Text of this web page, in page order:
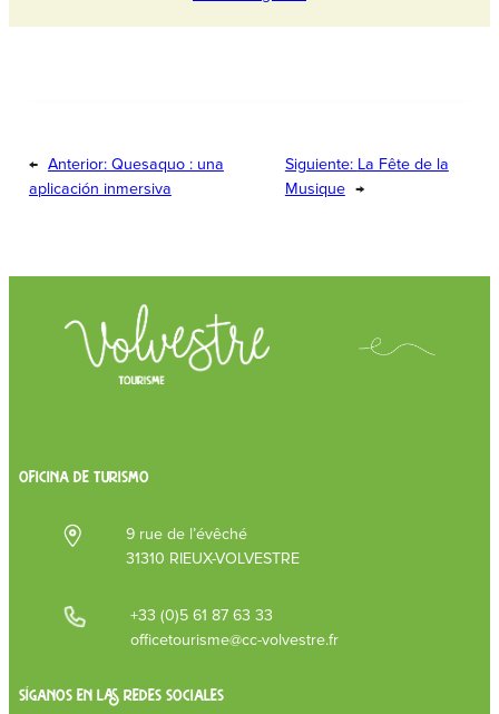
← Anterior: Quesaquo : una
aplicación inmersiva
Siguiente: La Fête de la
Musique →
OFICINA DE TURISMO
9 rue de l’évêché
31310 RIEUX-VOLVESTRE
+33 (0)5 61 87 63 33
officetourisme@cc-volvestre.fr
Síganos en las redes sociales